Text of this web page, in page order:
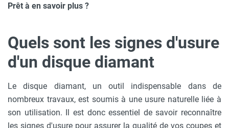
Prêt à en savoir plus ?
Quels sont les signes d'usure
d'un disque diamant
Le disque diamant, un outil indispensable dans de
nombreux travaux, est soumis à une usure naturelle liée à
son utilisation. Il est donc essentiel de savoir reconnaître
les signes d'usure pour assurer la qualité de vos coupes et